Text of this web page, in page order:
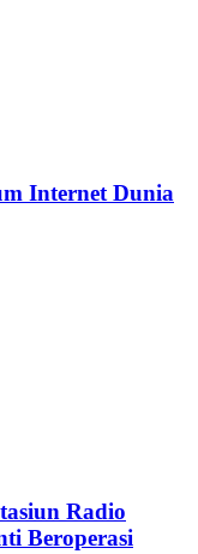
Internet Dunia
Radio
Beroperasi